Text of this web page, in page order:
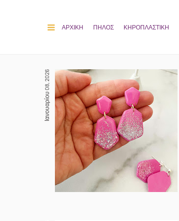
ΑΡΧΙΚΗ ΠΗΛΟΣ ΚΗΡΟΠΛΑΣΤΙΚΗ
Ιανουαρίου 08, 2026